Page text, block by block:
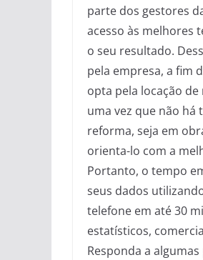
parte dos gestores
acesso às melhores
o seu resultado.
pela empresa, a fim
opta pela locação
uma vez que não
reforma, seja em
orienta-lo com a
Portanto, o tempo
seus dados
telefone em até 30
estatísticos,
Responda a